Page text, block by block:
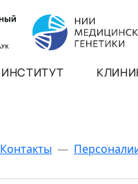
ИНСТИТУТ
Контакты —